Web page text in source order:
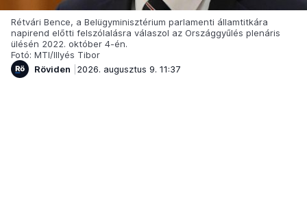
Rétvári Bence, a Belügyminisztérium parlamenti államtitkára
napirend előtti felszólalásra válaszol az Országgyűlés plenáris
ülésén 2022. október 4-én.
Fotó: MTI/Illyés Tibor
Röviden
2026. augusztus 9. 11:37